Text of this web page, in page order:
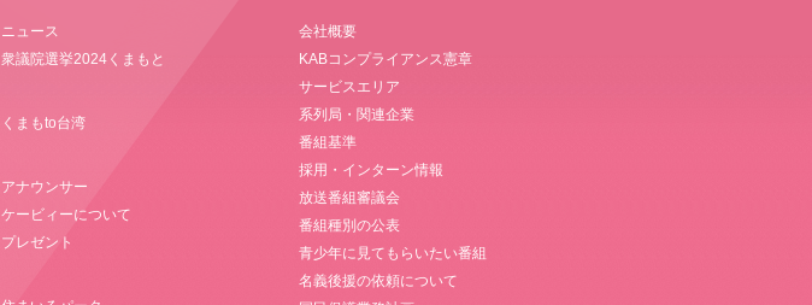
ニュース
衆議院選挙2024くまもと
くまもto台湾
アナウンサー
ケービィーについて
プレゼント
会社概要
KABコンプライアンス憲章
サービスエリア
系列局・関連企業
番組基準
採用・インターン情報
放送番組審議会
番組種別の公表
青少年に見てもらいたい番組
名義後援の依頼について